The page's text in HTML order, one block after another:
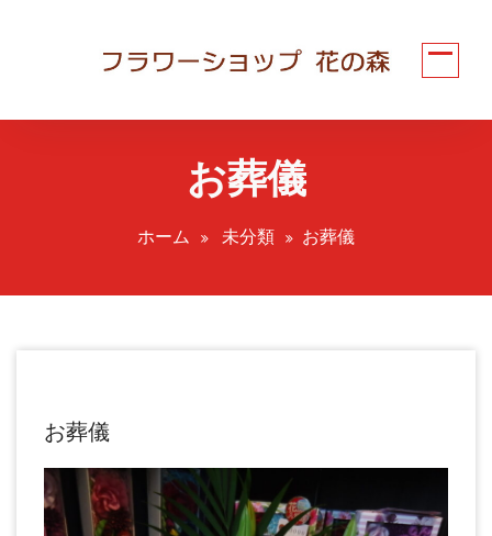
ツ
お葬儀
ホーム 未分類 お葬儀
お葬儀